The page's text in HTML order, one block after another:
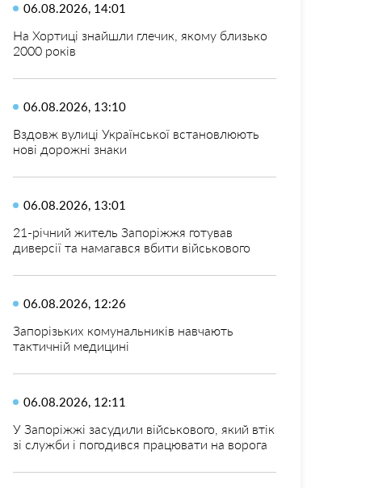
06.08.2026, 14:01
На Хортиці знайшли глечик, якому близько
2000 років
06.08.2026, 13:10
Вздовж вулиці Української встановлюють
нові дорожні знаки
06.08.2026, 13:01
21-річний житель Запоріжжя готував
диверсії та намагався вбити військового
06.08.2026, 12:26
Запорізьких комунальників навчають
тактичній медицині
06.08.2026, 12:11
У Запоріжжі засудили військового, який втік
зі служби і погодився працювати на ворога